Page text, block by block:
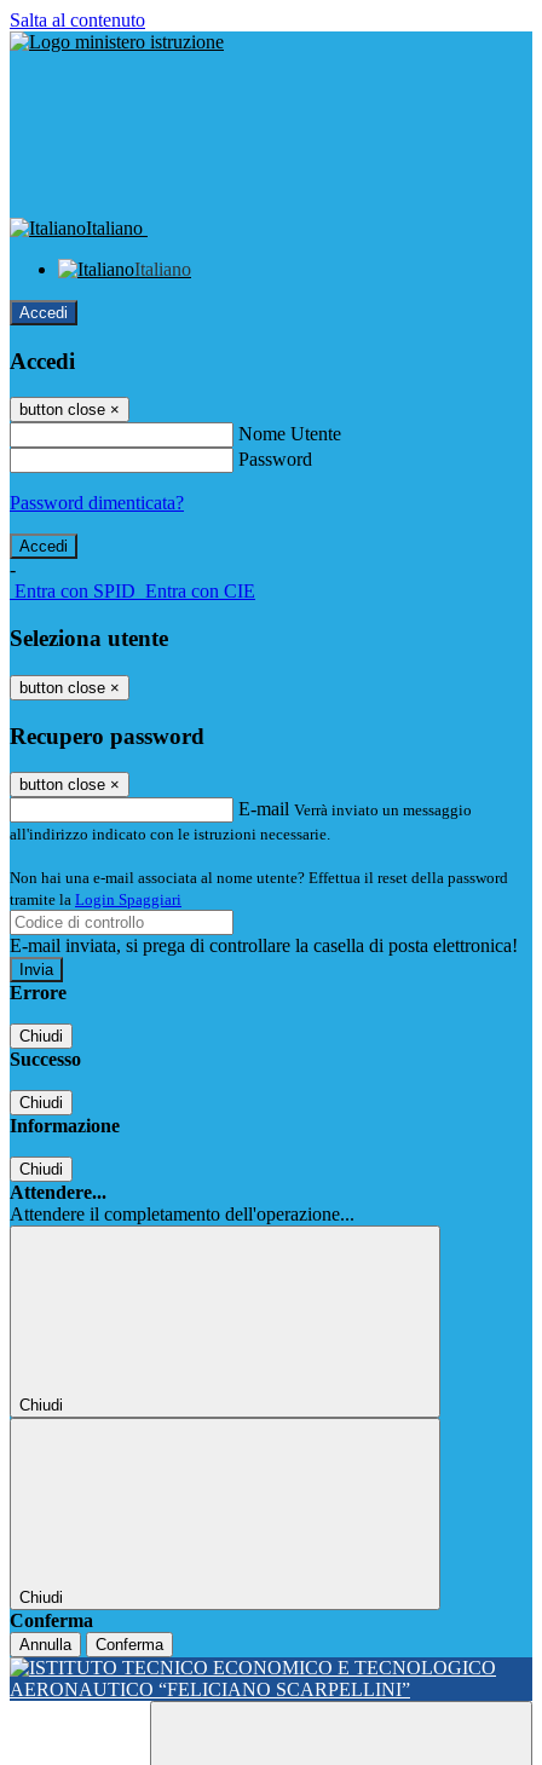
Salta al contenuto
Italiano
Italiano
Accedi
Accedi
button close ×
Nome Utente
Password
Password dimenticata?
-
Entra con SPID Entra con CIE
Seleziona utente
button close ×
Recupero password
button close ×
E-mail Verrà inviato un messaggio
all'indirizzo indicato con le istruzioni necessarie.
Non hai una e-mail associata al nome utente? Effettua il reset della password
tramite la Login Spaggiari
E-mail inviata, si prega di controllare la casella di posta elettronica!
Errore
Chiudi
Successo
Chiudi
Informazione
Chiudi
Attendere...
Attendere il completamento dell'operazione...
Chiudi
Chiudi
Conferma
Annulla Conferma